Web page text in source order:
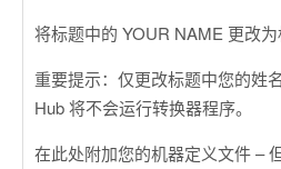
将标题中的 YOUR NAME 更改
重要提示：仅更改标题中您的姓
Hub 将不会运行转换器程序。
在此处附加您的机器定义文件 –